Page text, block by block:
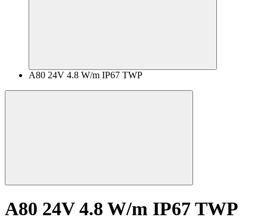
A80 24V 4.8 W/m IP67 TWP
A80 24V 4.8 W/m IP67 TWP